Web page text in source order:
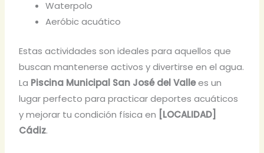
Waterpolo
Aeróbic acuático
Estas actividades son ideales para aquellos que
buscan mantenerse activos y divertirse en el agua.
La Piscina Municipal San José del Vallees un
lugar perfecto para practicar deportes acuáticos
y mejorar tu condición física en [LOCALIDAD]
Cádiz.